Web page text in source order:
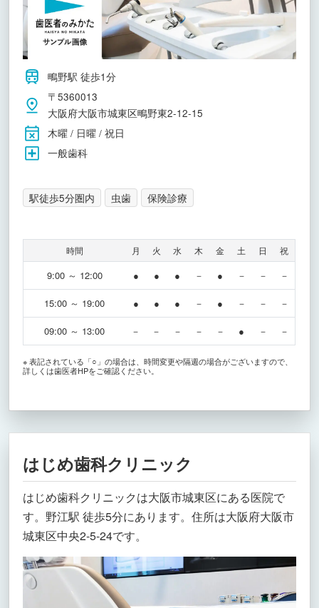
鴫野駅 徒歩1分
〒5360013
大阪府大阪市城東区鴫野東2-12-15
木曜 / 日曜 / 祝日
一般歯科
駅徒歩5分圏内 虫歯 保険診療
時間 月 火 水 木 金 土 日 祝
9:00 ～ 12:00 ● ● ● － ● － － －
15:00 ～ 19:00 ● ● ● － ● － － －
09:00 ～ 13:00 － － － － － ● － －
※ 表記されている「○」の場合は、時間変更や隔週の場合がございますので、
詳しくは歯医者HPをご確認ください。
はじめ歯科クリニック
はじめ歯科クリニックは大阪市城東区にある医院で
す。野江駅 徒歩5分にあります。住所は大阪府大阪市
城東区中央2-5-24です。